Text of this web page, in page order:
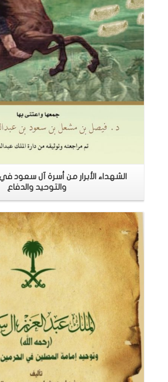
الشهداء الأبرار من أسرة آل سعود
والتوحيد والدفاع